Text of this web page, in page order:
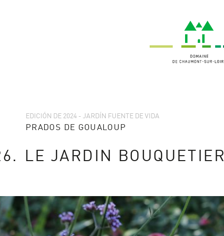
EDICIÓN DE 2024 - JARDÍN FUENTE DE VIDA
PRADOS DE GOUALOUP
LE JARDIN BOUQUETIER